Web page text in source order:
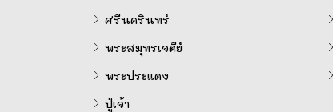
ศรีนครินทร์
พระสมุทรเจดีย์
พระประแดง
ปู่เจ้า